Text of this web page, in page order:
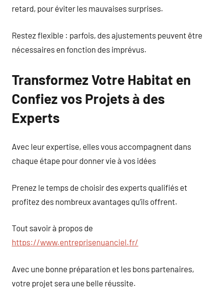
retard, pour éviter les mauvaises surprises.
Restez flexible : parfois, des ajustements peuvent être
nécessaires en fonction des imprévus.
Transformez Votre Habitat en
Confiez vos Projets à des
Experts
Avec leur expertise, elles vous accompagnent dans
chaque étape pour donner vie à vos idées
Prenez le temps de choisir des experts qualifiés et
profitez des nombreux avantages qu’ils offrent.
Tout savoir à propos de
https://www.entreprisenuanciel.fr/
Avec une bonne préparation et les bons partenaires,
votre projet sera une belle réussite.